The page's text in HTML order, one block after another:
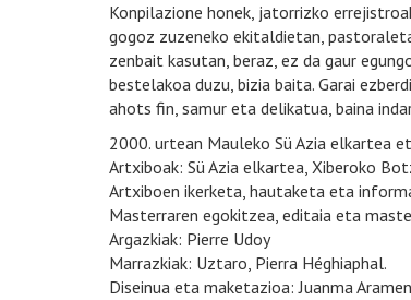
Konpilazione honek, jatorrizko
gogoz zuzeneko ekitaldietan,
zenbait kasutan, beraz, ez da gaur
bestelakoa duzu, bizia baita. Garai
ahots fin, samur eta delikatua, baina
2000. urtean Mauleko Sü Azia elkartea
Artxiboak: Sü Azia elkartea, Xiberoko
Artxiboen ikerketa, hautaketa eta
Masterraren egokitzea, editaia eta
Argazkiak: Pierre Udoy
Marrazkiak: Uztaro, Pierra Héghiaphal.
Diseinua eta maketazioa: Juanma